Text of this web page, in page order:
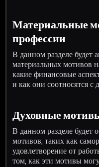
Материальные
профессии
В данном разделе будет
материальных мотивов
какие финансовые
и как они соотносятся
Духовные
В данном разделе будет
мотивов, таких как
удовлетворение от
том, как эти мотивы